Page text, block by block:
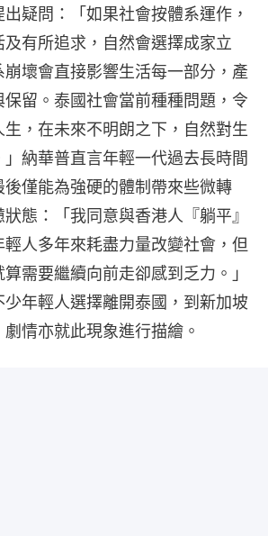
疑問：「如果社會按體系運作，
及有所追求，自然會選擇成家立
壞會直接影響生活每一部分，產
留。泰國社會當前種種問題，令
，在未來不明朗之下，自然對生
納華普直言年輕一代過去長時間
僅能為強硬的體制帶來些微轉
態：「我同意與香港人『躺平』
人多年來耗盡力量改變社會，但
需要繼續向前走卻感到乏力。」
少年輕人選擇離開泰國，到新加坡
情亦就此現象進行描繪。